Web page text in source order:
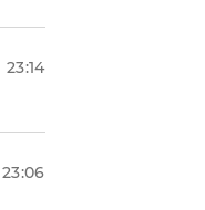
23:14
23:06